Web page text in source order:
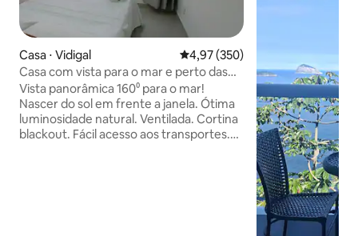
Casa ⋅ Vidigal 4,97 de uma avaliação média de
4,97 (350)
Casa com vista para o mar e perto das
praias.
Vista panorâmica 160⁰ para o mar!
Nascer do sol em frente a janela. Ótima
luminosidade natural. Ventilada. Cortina
blackout. Fácil acesso aos transportes.